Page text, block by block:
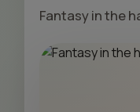
Fantasy in the